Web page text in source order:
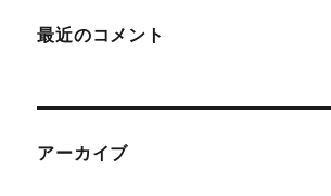
最近のコメント
アーカイブ